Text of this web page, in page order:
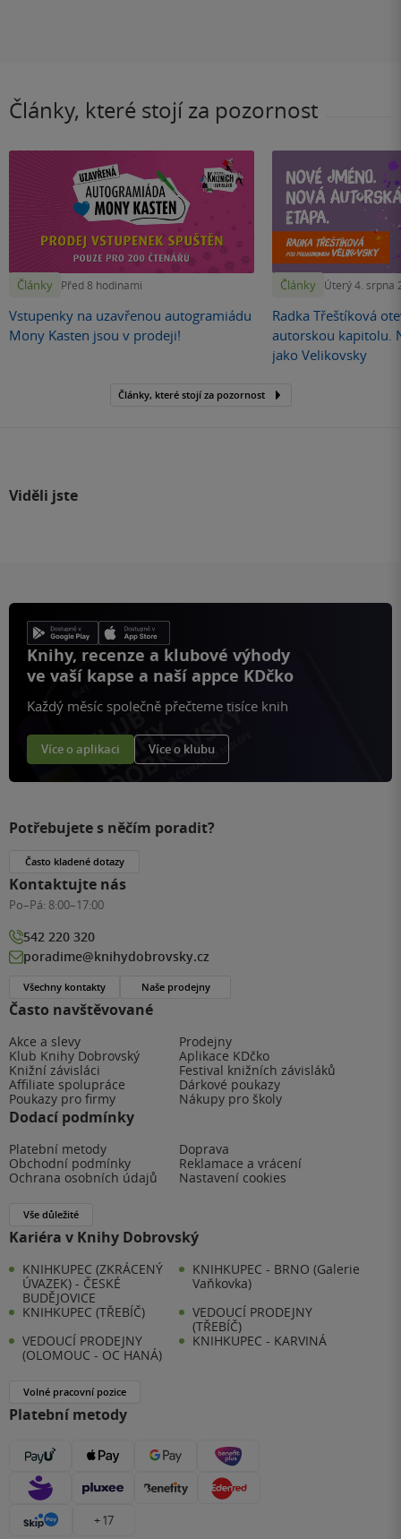
Články, které stojí za pozornost
Články Před 8 hodinami
Vstupenky na uzavřenou autogramiádu
Mony Kasten jsou v prodeji!
Články Úterý 4. srpna
Radka Třeštíková
autorskou kapitolu.
jako Velikovsky
Články, které stojí za pozornost
Viděli jste
Knihy, recenze a klubové výhody
ve vaší kapse a naší appce KDčko
Každý měsíc společně přečteme tisíce knih
Více o aplikaci Více o klubu
Často navštěvované
Akce a slevy
Prodejny
Klub Knihy Dobrovský
Aplikace KDčko
Knižní závisláci
Festival knižních závisláků
Affiliate spolupráce
Dárkové poukazy
Poukazy pro firmy
Nákupy pro školy
Dodací podmínky
Platební metody
Doprava
Obchodní podmínky
Reklamace a vrácení
Ochrana osobních údajů
Nastavení cookies
Vše důležité
Kariéra v Knihy Dobrovský
KNIHKUPEC (ZKRÁCENÝ
ÚVAZEK) - ČESKÉ
BUDĚJOVICE
KNIHKUPEC - BRNO (Galerie
Vaňkovka)
KNIHKUPEC (TŘEBÍČ)
VEDOUCÍ PRODEJNY
(TŘEBÍČ)
VEDOUCÍ PRODEJNY
(OLOMOUC - OC HANÁ)
KNIHKUPEC - KARVINÁ
Volné pracovní pozice
Platební metody
+ 17
Potřebujete s něčím poradit?
Často kladené dotazy
Kontaktujte nás
Po–Pá: 8:00–17:00
542 220 320
poradime@knihydobrovsky.cz
Všechny kontakty Naše prodejny